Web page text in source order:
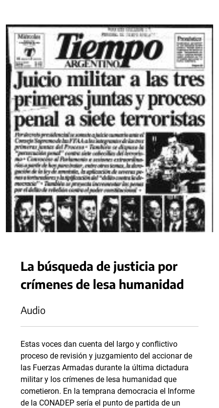
La búsqueda de justicia por
crímenes de lesa humanidad
Audio
Estas voces dan cuenta del largo y conflictivo
proceso de revisión y juzgamiento del accionar de
las Fuerzas Armadas durante la última dictadura
militar y los crímenes de lesa humanidad que
cometieron. En la temprana democracia el Informe
de la CONADEP sería el punto de partida de un